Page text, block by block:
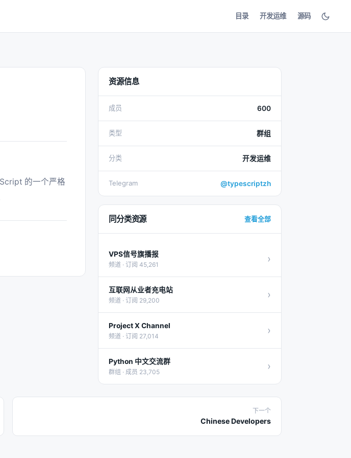
目录 开发运维 源码
资源信息
成员 600
类型 群组
分类 开发运维
Telegram @typescriptzh
同分类资源 查看全部
VPS信号旗播报
频道 · 订阅 45,261 ›
互联网从业者充电站
频道 · 订阅 29,200 ›
Project X Channel
频道 · 订阅 27,014 ›
Python 中文交流群
群组 · 成员 23,705 ›
下一个
Chinese Developers